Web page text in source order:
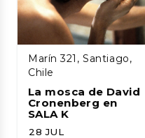
Marín 321, Santiago,
Chile
La mosca de David
Cronenberg en
SALA K
28 JUL